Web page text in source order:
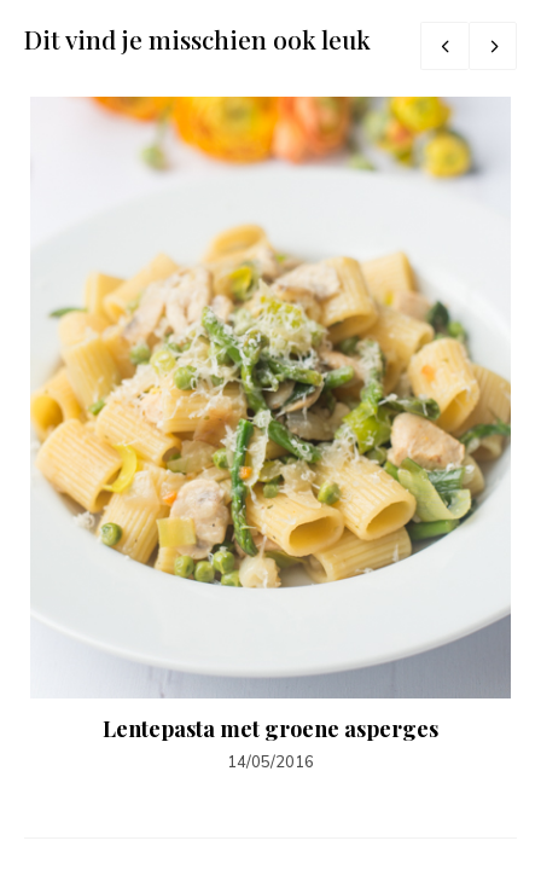
Dit vind je misschien ook leuk
Lentepasta met groene asperges
14/05/2016